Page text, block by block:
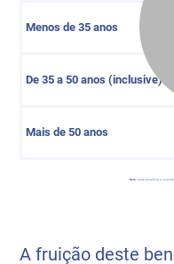
Menos de 35 anos
De 35 a 50 anos (inclusive)
Mais de 50 anos
Nota:Cada benefício é
A fruição deste